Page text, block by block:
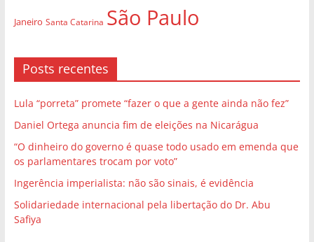
Janeiro Santa Catarina São Paulo
Posts recentes
Lula “porreta” promete “fazer o que a gente ainda não fez”
Daniel Ortega anuncia fim de eleições na Nicarágua
“O dinheiro do governo é quase todo usado em emenda que
os parlamentares trocam por voto”
Ingerência imperialista: não são sinais, é evidência
Solidariedade internacional pela libertação do Dr. Abu
Safiya